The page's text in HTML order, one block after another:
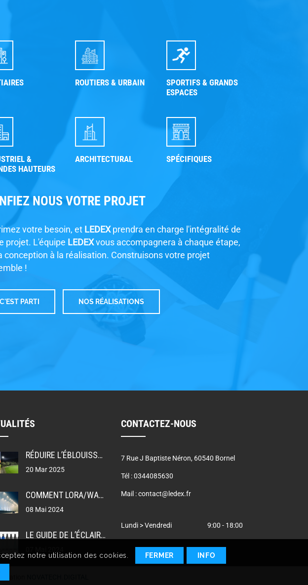
ROUTIERS & URBAIN
SPORTIFS & GRANDS
ESPACES
&
HAUTEURS
ARCHITECTURAL SPÉCIFIQUES
NOUS VOTRE PROJET
votre besoin, et LEDEXprendra en charge l'intégralité de
projet. L'équipe LEDEXvous accompagnera à chaque étape,
conception à la réalisation. Construisons votre projet
!
C'EST PARTI NOS RÉALISATIONS
RÉDUIRE L’ÉBLOUISSEMENT: UGR, GR ET TI DANS LA CONCEPTION DE L’ÉCLAIRAGE
20 Mar 2025
COMMENT LORA/WAN PERMET L’ÉCLAIRAGE PUBLIC INTELLIGENT
08 Mai 2024
LE GUIDE DE L’ÉCLAIRAGE LEDEX
CONTACTEZ-NOUS
7 Rue J Baptiste Néron, 60540 Bornel
Tél :0344085630
Mail :contact@ledex.fr
Lundi > Vendredi 9:00 - 18:00
notre utilisation des cookies. FERMER INFO